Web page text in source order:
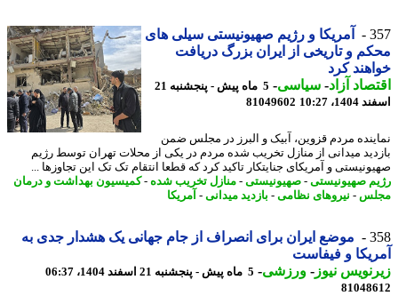
آمریکا و رژیم صهیونیستی سیلی های
و تاریخی از ایران بزرگ دریافت
کرد
آزاد - سیاسی-
5 ماه پیش - پنجشنبه 21
10:27
81049602
مردم قزوین، آبیک و البرز در مجلس ضمن
میدانی از منازل تخریب شده مردم در یکی از محلات تهران توسط رژیم
و آمریکای جنایتکار تاکید کرد که قطعا انتقام تک تک این تجاوزها ...
صهیونیستی-صهیونیستی-منازل تخریب شده-کمیسیون بهداشت و درمان
-نیروهای نظامی-بازدید میدانی- آمریکا
موضع ایران برای انصراف از جام جهانی یک هشدار جدی به
و فیفاست
نیوز-ورزشی-5 ماه پیش - پنجشنبه 21 اسفند 1404، 06:37